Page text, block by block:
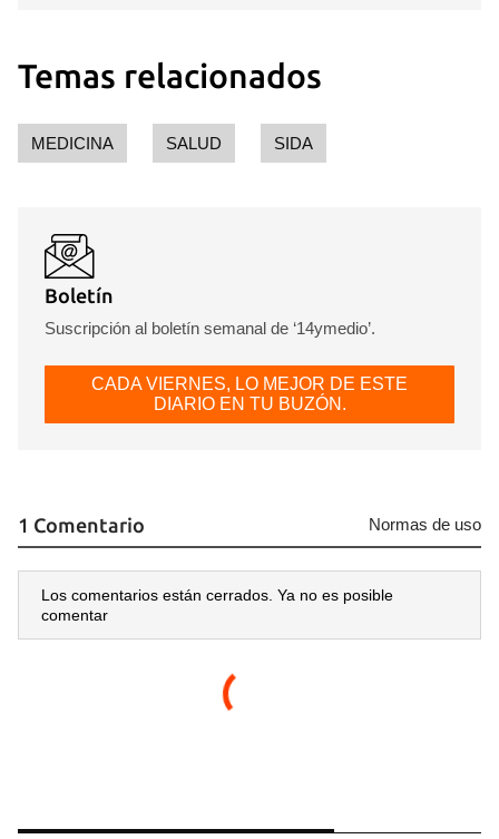
Para poder guardar como favorito, primero has de
iniciar sesión con tu cuenta de 14ymedio.
INICIAR SESIÓN CANCELAR
Temas relacionados
MEDICINA SALUD SIDA
Boletín
Suscripción al boletín semanal de ‘14ymedio’.
CADA VIERNES, LO MEJOR DE ESTE
DIARIO EN TU BUZÓN.
1 Comentario Normas de uso
Los comentarios están cerrados. Ya no es posible
comentar